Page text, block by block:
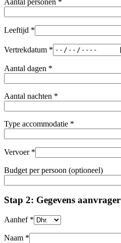
Leeftijd *
Vertrekdatum *
Aantal dagen *
Aantal nachten *
Type accommodatie *
Vervoer *
Budget per persoon (optioneel)
Stap 2: Gegevens aanvrager
Aanhef *
Naam *